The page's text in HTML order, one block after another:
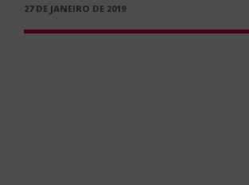
PUBLICADO
27 DE JANEIRO DE 2019